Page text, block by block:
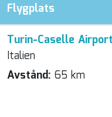
Flygplats
Turin-Caselle Airport
Italien
Avstånd: 65 km